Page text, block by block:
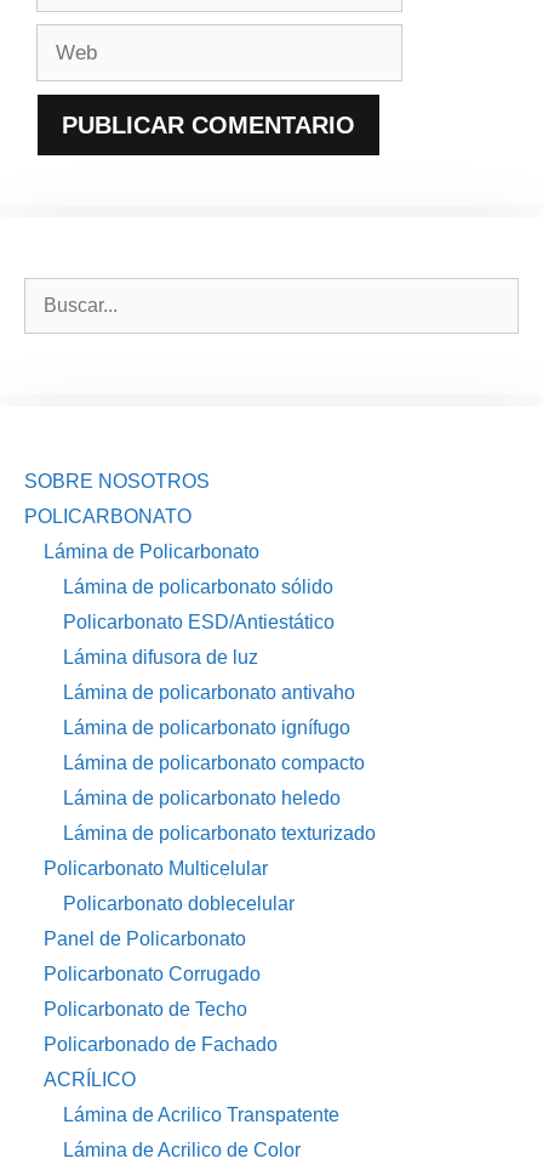
SOBRE NOSOTROS
POLICARBONATO
Lámina de Policarbonato
Lámina de policarbonato sólido
Policarbonato ESD/Antiestático
Lámina difusora de luz
Lámina de policarbonato antivaho
Lámina de policarbonato ignífugo
Lámina de policarbonato compacto
Lámina de policarbonato heledo
Lámina de policarbonato texturizado
Policarbonato Multicelular
Policarbonato doblecelular
Panel de Policarbonato
Policarbonato Corrugado
Policarbonato de Techo
Policarbonado de Fachado
ACRÍLICO
Lámina de Acrilico Transpatente
Lámina de Acrilico de Color